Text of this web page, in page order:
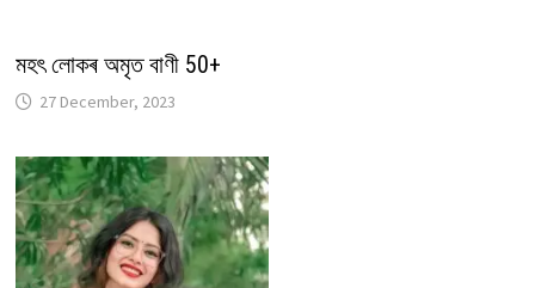
মহৎ লোকৰ অমৃত বাণী 50+
27 December, 2023